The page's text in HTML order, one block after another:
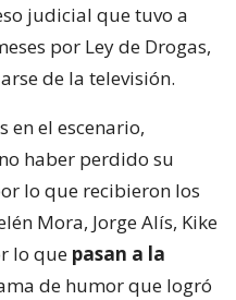
judicial que tuvo a
por Ley de Drogas,
de la televisión.
en el escenario,
haber perdido su
lo que recibieron los
Mora, Jorge Alís, Kike
lo que pasan a la
de humor que logró